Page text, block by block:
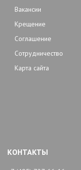
Вакансии
Крещение
Соглашение
Сотрудничество
Карта сайта
КОНТАКТЫ